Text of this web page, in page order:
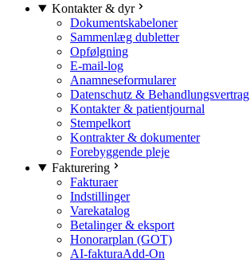
Kontakter & dyr
Dokumentskabeloner
Sammenlæg dubletter
Opfølgning
E-mail-log
Anamneseformularer
Datenschutz & Behandlungsvertrag
Kontakter & patientjournal
Stempelkort
Kontrakter & dokumenter
Forebyggende pleje
Fakturering
Fakturaer
Indstillinger
Varekatalog
Betalinger & eksport
Honorarplan (GOT)
AI-fakturaAdd-On